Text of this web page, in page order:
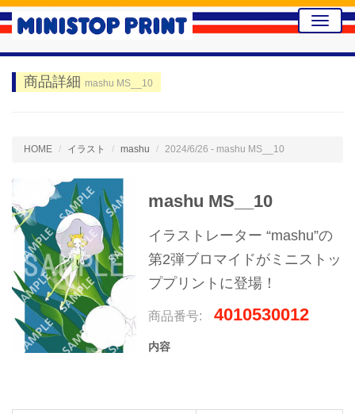
Toggle
商品詳細 mashu MS__10
HOME イラスト mashu 2024/6/26 - mashu MS__10
mashu MS__10
イラストレーター “mashu”の
第2弾ブロマイドがミニストッ
ププリントに登場！
商品番号: 4010530012
内容